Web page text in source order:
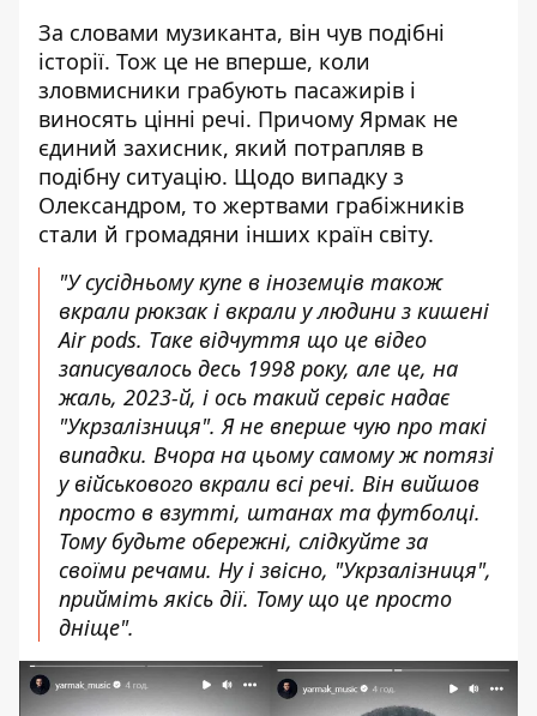
За словами музиканта, він чув подібні
історії. Тож це не вперше, коли
зловмисники грабують пасажирів і
виносять цінні речі. Причому Ярмак не
єдиний захисник, який потрапляв в
подібну ситуацію. Щодо випадку з
Олександром, то жертвами грабіжників
стали й громадяни інших країн світу.
"У сусідньому купе в іноземців також
вкрали рюкзак і вкрали у людини з кишені
Air pods. Таке відчуття що це відео
записувалось десь 1998 року, але це, на
жаль, 2023-й, і ось такий сервіс надає
"Укрзалізниця". Я не вперше чую про такі
випадки. Вчора на цьому самому ж потязі
у військового вкрали всі речі. Він вийшов
просто в взутті, штанах та футболці.
Тому будьте обережні, слідкуйте за
своїми речами. Ну і звісно, "Укрзалізниця",
прийміть якісь дії. Тому що це просто
дніще".